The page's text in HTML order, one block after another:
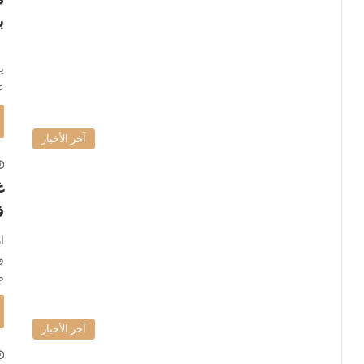
آخر الأخبار
آخر الأخبار